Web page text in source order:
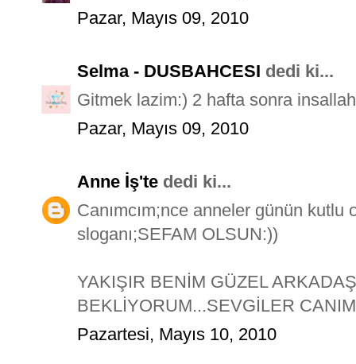
Pazar, Mayıs 09, 2010
Selma - DUSBAHCESI dedi ki...
Gitmek lazim:) 2 hafta sonra
Pazar, Mayıs 09, 2010
Anne İş'te dedi ki...
Canımcım;nce anneler günün
sloganı;SEFAM OLSUN:))
YAKIŞIR BENİM GÜZEL
BEKLİYORUM...SEVGİLER CANIM
Pazartesi, Mayıs 10, 2010